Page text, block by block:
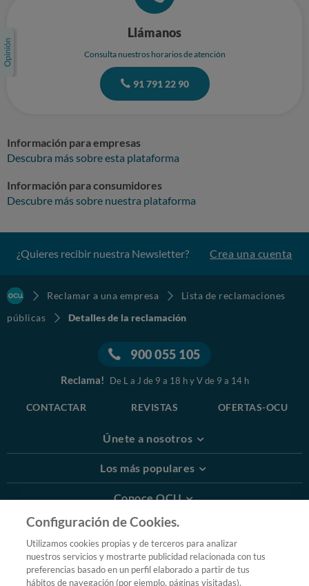
Llámanos
Consulta nuestros horarios de atención
91 791 22 90
Información para empresas
Descubra más sobre esta plataforma
Información para consumidores
Descubre más sobre nuestra plataforma
¿Quieres recibir nuestra Newsletter? Crea una cuenta
Reclamar a una empresa
Lista de reclamaciones
públicas
Detalles de la reclamación
900 055 105
Reclama! De L a J de 9 a 18 h y V de 9 a 14 h
CONTACTAR REVISTAS OFERTAS-OCU
Únete a nosotros
Los más populares
Conoce OCU
Más Información
© 2026 OCU
Condiciones generales de contratación de OCU
Configuración de Cookies.
Utilizamos cookies propias y de terceros para analizar
nuestros servicios y mostrarte publicidad relacionada con tus
preferencias basado en un perfil elaborado a partir de tus
hábitos de navegación (por ejemplo, páginas visitadas).